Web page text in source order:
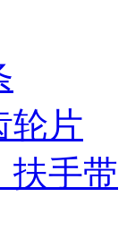
轮片
扶手带